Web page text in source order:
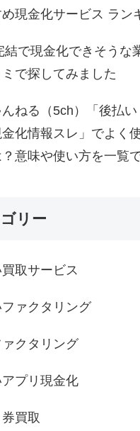
現金化サービス ラン
結で現金化できそうな
で探してみました
んねる（5ch）「後払
化情報スレ」でよく
意味や使い方を一覧
リー
取サービス
ァクタリング
クタリング
プリ現金化
買取